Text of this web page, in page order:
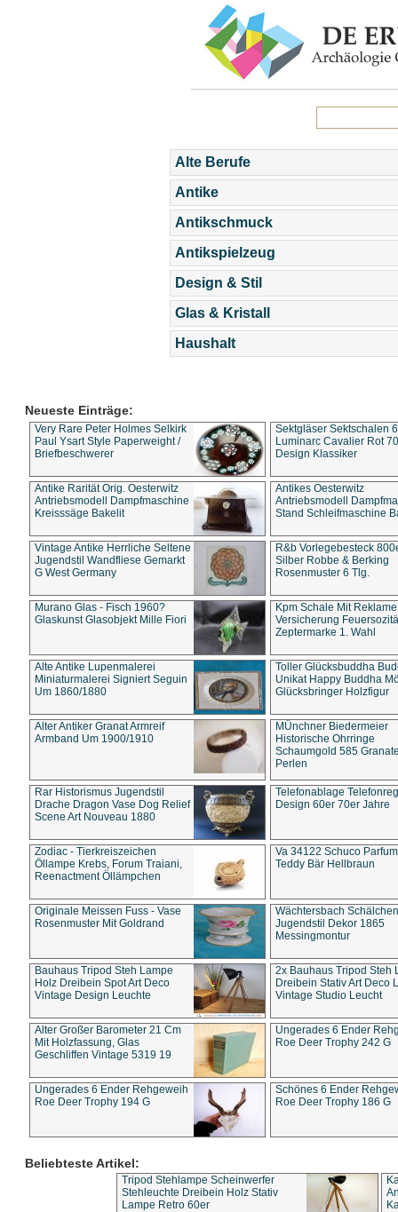
Alte Berufe
Antike
Antikschmuck
Antikspielzeug
Design & Stil
Glas & Kristall
Haushalt
Neueste Einträge:
Very Rare Peter Holmes Selkirk
Paul Ysart Style Paperweight /
Briefbeschwerer
Sektgläser Sektschalen
Luminarc Cavalier Rot
Design Klassiker
Antike Rarität Orig. Oesterwitz
Antriebsmodell Dampfmaschine
Kreisssäge Bakelit
Antikes Oesterwitz
Antriebsmodell
Stand Schleifmaschine
Vintage Antike Herrliche Seltene
Jugendstil Wandfliese Gemarkt
G West Germany
R&b Vorlegebesteck
Silber Robbe & Berking
Rosenmuster 6 Tlg.
Murano Glas - Fisch 1960?
Glaskunst Glasobjekt Mille Fiori
Kpm Schale Mit Reklame
Versicherung
Zeptermarke 1. Wahl
Alte Antike Lupenmalerei
Miniaturmalerei Signiert Seguin
Um 1860/1880
Toller Glücksbuddha
Unikat Happy Buddha
Glücksbringer Holzfigur
Alter Antiker Granat Armreif
Armband Um 1900/1910
MÜnchner Biedermeier
Historische Ohrringe
Schaumgold 585
Perlen
Rar Historismus Jugendstil
Drache Dragon Vase Dog Relief
Scene Art Nouveau 1880
Telefonablage
Design 60er 70er Jahre
Zodiac - Tierkreiszeichen
Öllampe Krebs, Forum Traiani,
Reenactment Öllämpchen
Va 34122 Schuco
Teddy Bär Hellbraun
Originale Meissen Fuss - Vase
Rosenmuster Mit Goldrand
Wächtersbach Schälchen
Jugendstil Dekor 1865
Messingmontur
Bauhaus Tripod Steh Lampe
Holz Dreibein Spot Art Deco
Vintage Design Leuchte
2x Bauhaus Tripod Steh
Dreibein Stativ Art Deco
Vintage Studio Leucht
Alter Großer Barometer 21 Cm
Mit Holzfassung, Glas
Geschliffen Vintage 5319 19
Ungerades 6 Ender
Roe Deer Trophy 242 G
Ungerades 6 Ender Rehgeweih
Roe Deer Trophy 194 G
Schönes 6 Ender
Roe Deer Trophy 186 G
Beliebteste Artikel:
Tripod Stehlampe Scheinwerfer
Stehleuchte Dreibein Holz Stativ
Lampe Retro 60er